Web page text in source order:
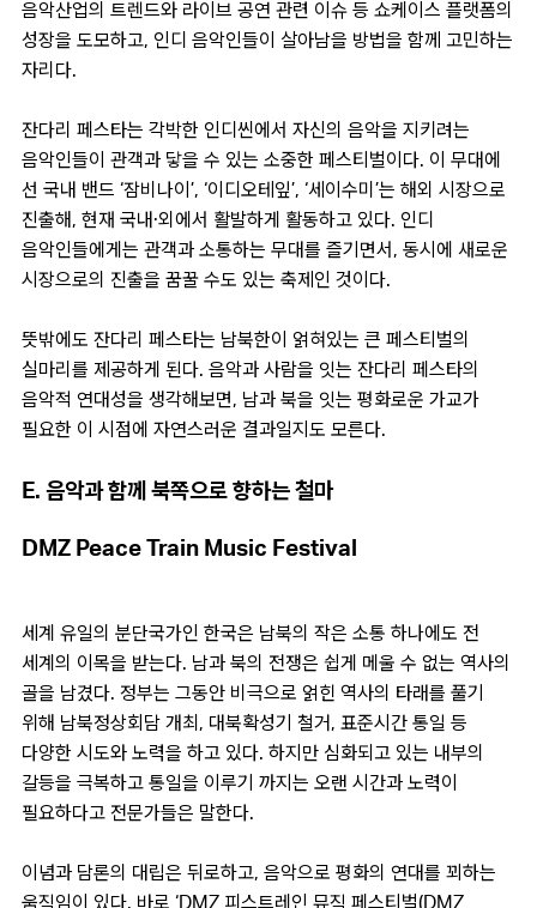
음악산업의 트렌드와 라이브 공연 관련 이슈 등 쇼케이스 플랫폼의
성장을 도모하고, 인디 음악인들이 살아남을 방법을 함께 고민하는
자리다.
잔다리 페스타는 각박한 인디씬에서 자신의 음악을 지키려는
음악인들이 관객과 닿을 수 있는 소중한 페스티벌이다. 이 무대에
선 국내 밴드 ‘잠비나이’, ‘이디오테잎’, ‘세이수미’는 해외 시장으로
진출해, 현재 국내·외에서 활발하게 활동하고 있다. 인디
음악인들에게는 관객과 소통하는 무대를 즐기면서, 동시에 새로운
시장으로의 진출을 꿈꿀 수도 있는 축제인 것이다.
뜻밖에도 잔다리 페스타는 남북한이 얽혀있는 큰 페스티벌의
실마리를 제공하게 된다. 음악과 사람을 잇는 잔다리 페스타의
음악적 연대성을 생각해보면, 남과 북을 잇는 평화로운 가교가
필요한 이 시점에 자연스러운 결과일지도 모른다.
E. 음악과 함께 북쪽으로 향하는 철마
DMZ Peace Train Music Festival
세계 유일의 분단국가인 한국은 남북의 작은 소통 하나에도 전
세계의 이목을 받는다. 남과 북의 전쟁은 쉽게 메울 수 없는 역사의
골을 남겼다. 정부는 그동안 비극으로 얽힌 역사의 타래를 풀기
위해 남북정상회담 개최, 대북확성기 철거, 표준시간 통일 등
다양한 시도와 노력을 하고 있다. 하지만 심화되고 있는 내부의
갈등을 극복하고 통일을 이루기 까지는 오랜 시간과 노력이
필요하다고 전문가들은 말한다.
이념과 담론의 대립은 뒤로하고, 음악으로 평화의 연대를 꾀하는
움직임이 있다. 바로 ‘DMZ 피스트레인 뮤직 페스티벌(DMZ